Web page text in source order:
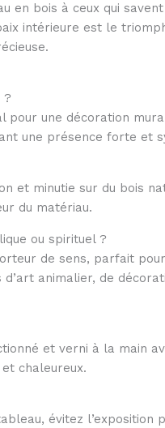
en bois à ceux qui
intérieure est le
?
pour une décoration
une présence forte et
et minutie sur du bois
du matériau.
ou spirituel ?
de sens, parfait
animalier, de
et verni à la main
chaleureux.
évitez l’exposition